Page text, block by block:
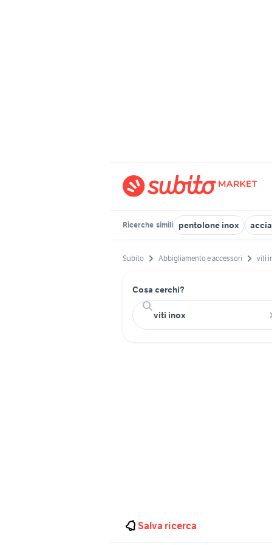
Ricerche simili pentolone inox
Subito Abbigliamento e accessori viti
Cosa cerchi?
Salva ricerca